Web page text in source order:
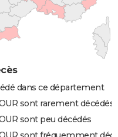
dans ce département
sont rarement décédés
sont peu décédés